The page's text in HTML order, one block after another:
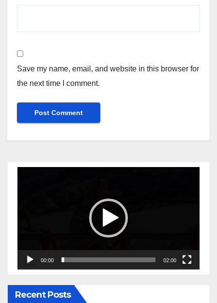
Save my name, email, and website in this browser for
the next time I comment.
00:00 02:00
Recent Posts